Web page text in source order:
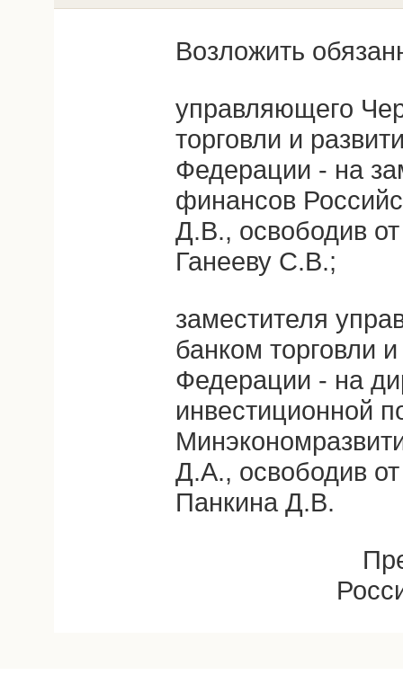
Возложить
управляющего
торговли и
Федерации - на
финансов
Д.В., освободив
Ганееву С.В.;
заместителя
банком торговли
Федерации - на
инвестиционной
Д.А., освободив
Панкина Д.В.